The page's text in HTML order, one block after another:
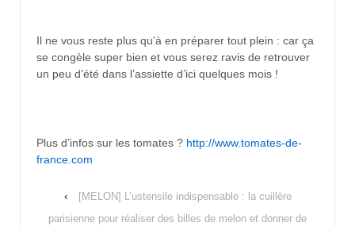
Il ne vous reste plus qu’à en préparer tout plein : car ça
se congèle super bien et vous serez ravis de retrouver
un peu d’été dans l’assiette d’ici quelques mois !
Plus d’infos sur les tomates ? http://www.tomates-de-
france.com
‹
[MELON] L’ustensile indispensable : la cuillère
parisienne pour réaliser des billes de melon et donner de